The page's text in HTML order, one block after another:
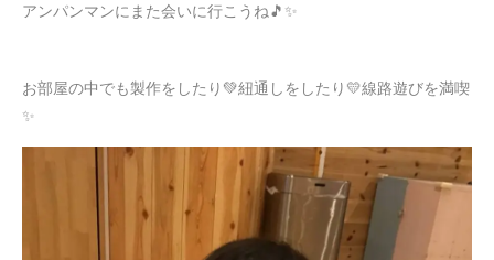
アンパンマンにまた会いに行こうね🎵✨
お部屋の中でも製作をしたり💚紐通しをしたり💛線路遊びを満喫
✨